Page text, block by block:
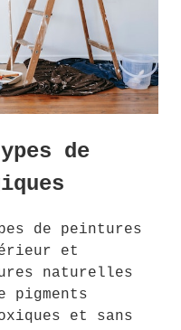
de
de peintures
et
naturelles
et sans